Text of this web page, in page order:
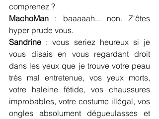
comprenez ?
MachoMan : baaaaah... non. Z'êtes
hyper prude vous.
Sandrine : vous seriez heureux si je
vous disais en vous regardant droit
dans les yeux que je trouve votre peau
très mal entretenue, vos yeux morts,
votre haleine fétide, vos chaussures
improbables, votre costume illégal, vos
ongles absolument dégueulasses et